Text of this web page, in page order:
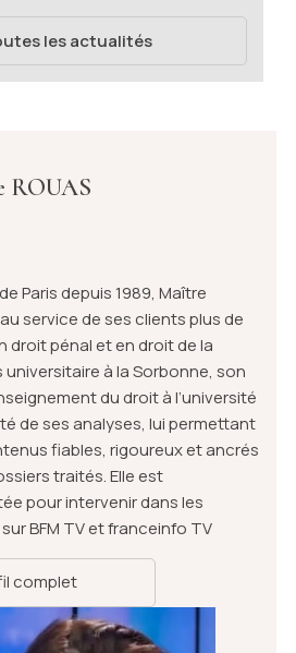
les actualités
ROUAS
Paris depuis 1989, Maître
service de ses clients plus de
droit pénal et en droit de la
universitaire à la Sorbonne, son
du droit à l’université
de ses analyses, lui permettant
fiables, rigoureux et ancrés
traités. Elle est
pour intervenir dans les
BFM TV et franceinfo TV
complet